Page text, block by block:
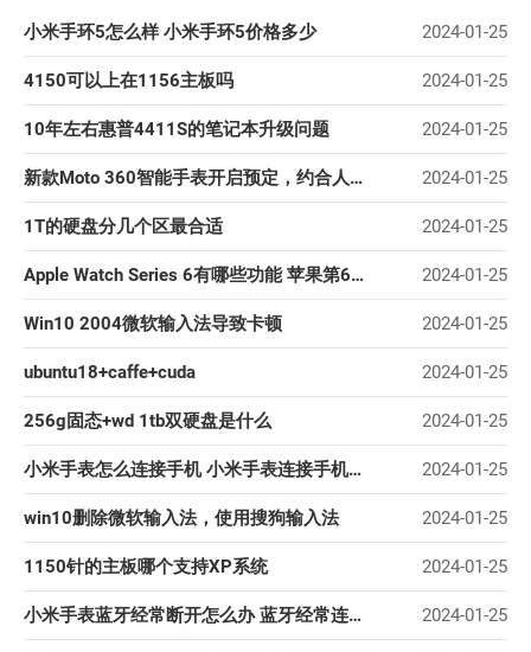
蓝卡
佐仔志
淘嘟嘟
前端老白
杜老师说
简单小模块
网站地图
小米手环5怎么样 小米手环5价格多少 2024-01-25
4150可以上在1156主板吗 2024-01-25
10年左右惠普4411S的笔记本升级问题 2024-01-25
新款Moto 360智能手表开启预定，约合人民币2460元 2024-01-25
1T的硬盘分几个区最合适 2024-01-25
Apple Watch Series 6有哪些功能 苹果第6代手表功能汇总 2024-01-25
Win10 2004微软输入法导致卡顿 2024-01-25
ubuntu18+caffe+cuda 2024-01-25
256g固态+wd 1tb双硬盘是什么 2024-01-25
小米手表怎么连接手机 小米手表连接手机详细教程 2024-01-25
win10删除微软输入法，使用搜狗输入法 2024-01-25
1150针的主板哪个支持XP系统 2024-01-25
小米手表蓝牙经常断开怎么办 蓝牙经常连不上解决办法 2024-01-25